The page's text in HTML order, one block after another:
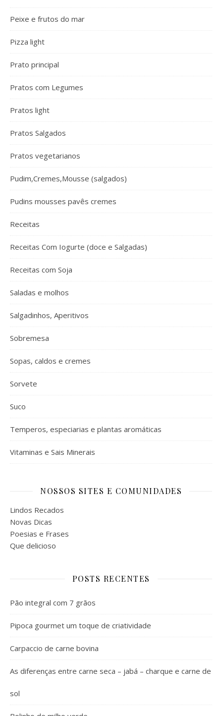
Peixe e frutos do mar
Pizza light
Prato principal
Pratos com Legumes
Pratos light
Pratos Salgados
Pratos vegetarianos
Pudim,Cremes,Mousse (salgados)
Pudins mousses pavês cremes
Receitas
Receitas Com Iogurte (doce e Salgadas)
Receitas com Soja
Saladas e molhos
Salgadinhos, Aperitivos
Sobremesa
Sopas, caldos e cremes
Sorvete
Suco
Temperos, especiarias e plantas aromáticas
Vitaminas e Sais Minerais
NOSSOS SITES E COMUNIDADES
Lindos Recados
Novas Dicas
Poesias e Frases
Que delicioso
POSTS RECENTES
Pão integral com 7 grãos
Pipoca gourmet um toque de criatividade
Carpaccio de carne bovina
As diferenças entre carne seca – jabá – charque e carne de
sol